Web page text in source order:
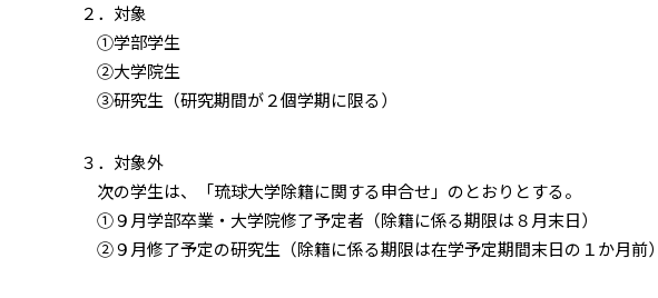
２．対象
①学部学生
②大学院生
③研究生（研究期間が２個学期に限る）
３．対象外
次の学生は、「琉球大学除籍に関する申合せ」のとおりとする。
①９月学部卒業・大学院修了予定者（除籍に係る期限は８月末日）
②９月修了予定の研究生（除籍に係る期限は在学予定期間末日の１か月前）